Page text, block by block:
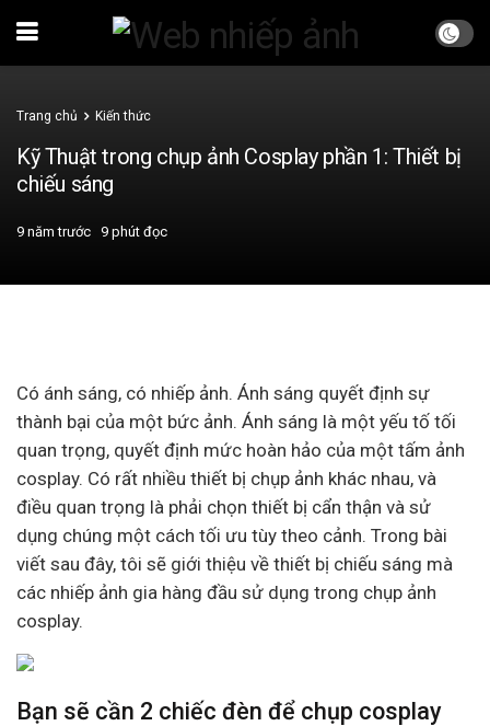
Trang chủ Kiến thức
Kỹ Thuật trong chụp ảnh Cosplay phần 1: Thiết bị
chiếu sáng
9 năm trước 9 phút đọc
Có ánh sáng, có nhiếp ảnh. Ánh sáng quyết định sự
thành bại của một bức ảnh. Ánh sáng là một yếu tố tối
quan trọng, quyết định mức hoàn hảo của một tấm ảnh
cosplay. Có rất nhiều thiết bị chụp ảnh khác nhau, và
điều quan trọng là phải chọn thiết bị cẩn thận và sử
dụng chúng một cách tối ưu tùy theo cảnh. Trong bài
viết sau đây, tôi sẽ giới thiệu về thiết bị chiếu sáng mà
các nhiếp ảnh gia hàng đầu sử dụng trong chụp ảnh
cosplay.
Bạn sẽ cần 2 chiếc đèn để chụp cosplay